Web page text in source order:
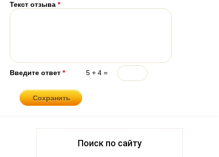
Текст отзыва *
Введите ответ * 5 + 4 =
Поиск по сайту